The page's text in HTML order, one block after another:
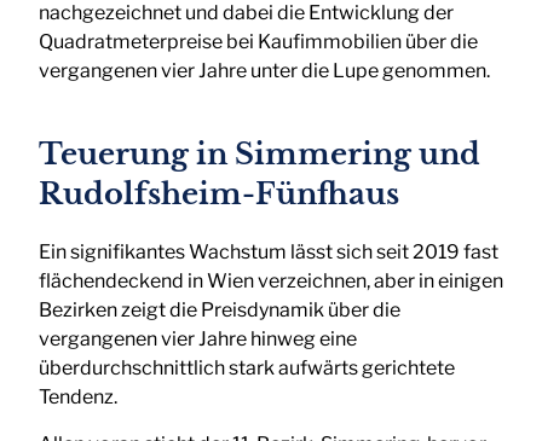
nachgezeichnet und dabei die Entwicklung der
Quadratmeterpreise bei Kaufimmobilien über die
vergangenen vier Jahre unter die Lupe genommen.
Teuerung in Simmering und
Rudolfsheim-Fünfhaus
Ein signifikantes Wachstum lässt sich seit 2019 fast
flächendeckend in Wien verzeichnen, aber in einigen
Bezirken zeigt die Preisdynamik über die
vergangenen vier Jahre hinweg eine
überdurchschnittlich stark aufwärts gerichtete
Tendenz.